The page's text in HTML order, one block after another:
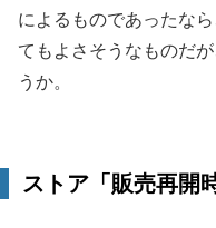
によるものであったな
てもよさそうなものだ
うか。
ストア「販売再開